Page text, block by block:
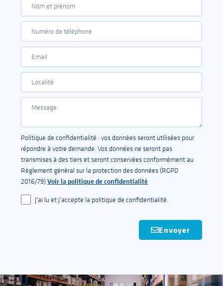
Politique de confidentialité : vos données seront utilisées pour
répondre à votre demande. Vos données ne seront pas
transmises à des tiers et seront conservées conformément au
Règlement général sur la protection des données (RGPD
2016/79)Voir la politique de confidentialité
J'ai lu et j'accepte la politique de confidentialité.
Envoyer